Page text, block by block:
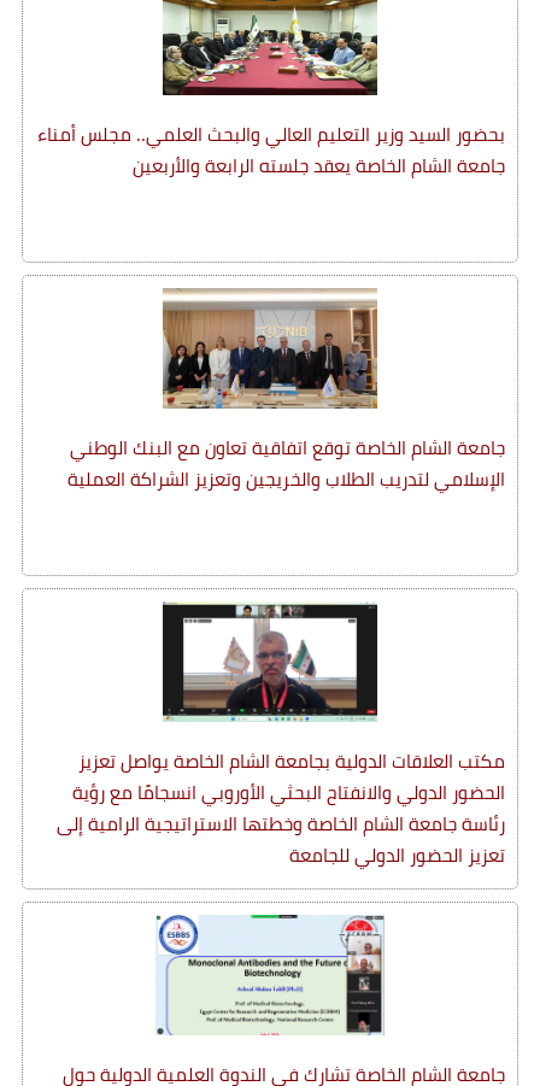
بحضور السيد وزير التعليم العالي والبحث العلمي.. مجلس أمناء
جامعة الشام الخاصة يعقد جلسته الرابعة والأربعين
جامعة الشام الخاصة توقع اتفاقية تعاون مع البنك الوطني
الإسلامي لتدريب الطلاب والخريجين وتعزيز الشراكة العملية
مكتب العلاقات الدولية بجامعة الشام الخاصة يواصل تعزيز
الحضور الدولي والانفتاح البحثي الأوروبي انسجامًا مع رؤية
رئاسة جامعة الشام الخاصة وخطتها الاستراتيجية الرامية إلى
تعزيز الحضور الدولي للجامعة
جامعة الشام الخاصة تشارك في الندوة العلمية الدولية حول